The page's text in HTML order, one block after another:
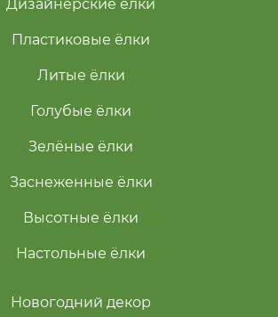
Голубые ёлки
Зелёные ёлки
Заснеженные ёлки
Дизайнерские ёлки
Пластиковые ёлки
Литые ёлки
Высотные ёлки
Настольные ёлки
Новогодний декор